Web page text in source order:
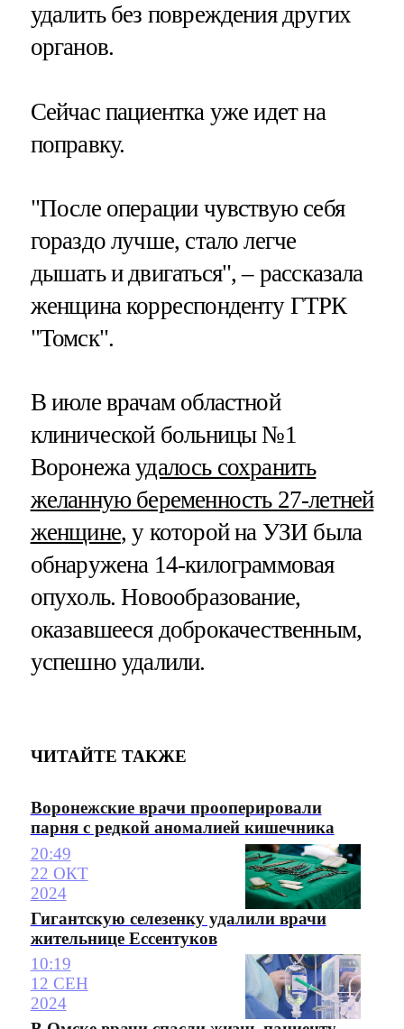
удалить без повреждения других
органов.
Сейчас пациентка уже идет на
поправку.
"После операции чувствую себя
гораздо лучше, стало легче
дышать и двигаться", – рассказала
женщина корреспонденту ГТРК
"Томск".
В июле врачам областной
клинической больницы №1
Воронежаудалось сохранить
желанную беременность 27-летней
женщине, у которой на УЗИ была
обнаружена 14-килограммовая
опухоль. Новообразование,
оказавшееся доброкачественным,
успешно удалили.
ЧИТАЙТЕ ТАКЖЕ
Воронежские врачи прооперировали
парня с редкой аномалией кишечника
20:49
22 ОКТ
2024
Гигантскую селезенку удалили врачи
жительнице Ессентуков
10:19
12 СЕН
2024